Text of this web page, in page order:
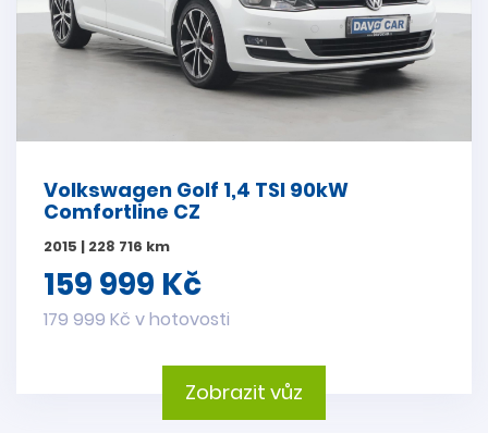
Volkswagen Golf 1,4 TSI 90kW
Comfortline CZ
2015 | 228 716 km
159 999 Kč
179 999 Kč v hotovosti
Zobrazit vůz